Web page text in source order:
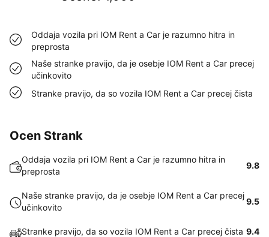
Oddaja vozila pri IOM Rent a Car je razumno hitra in
preprosta
Naše stranke pravijo, da je osebje IOM Rent a Car precej
učinkovito
Stranke pravijo, da so vozila IOM Rent a Car precej čista
Ocen Strank
Oddaja vozila pri IOM Rent a Car je razumno hitra in
preprosta
9.8
Naše stranke pravijo, da je osebje IOM Rent a Car precej
učinkovito
9.5
Stranke pravijo, da so vozila IOM Rent a Car precej čista 9.4